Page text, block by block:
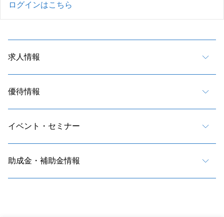
ログインはこちら
求人情報
優待情報
イベント・セミナー
助成金・補助金情報